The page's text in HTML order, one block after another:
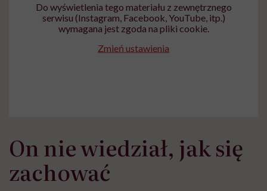
Do wyświetlenia tego materiału z zewnętrznego
serwisu (Instagram, Facebook, YouTube, itp.)
wymagana jest zgoda na pliki cookie.
Zmień ustawienia
On nie wiedział, jak się
zachować